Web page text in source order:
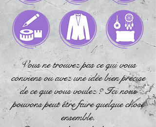
Vous ne trouvez pas ce qui vous
conviens ou avez une idée bien précise
de ce que vous voulez ? Ici nous
pouvons peut être faire quelque chose
ensemble.